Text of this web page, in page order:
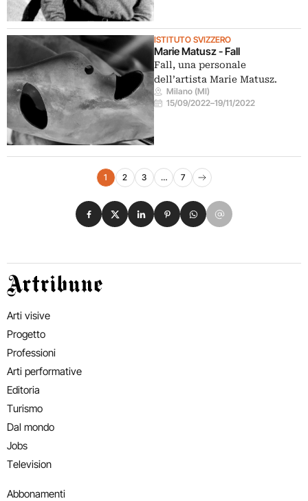
ISTITUTO SVIZZERO
Marie Matusz - Fall
Fall, una personale
dell’artista Marie Matusz.
Milano (MI)
15/09/2022–19/11/2022
Navigazione eventi
1 2 3 … 7
Pagina successiva
Condividi su Facebook
Condividi su X
Condividi su LinkedIn
Condividi su Pinterest
Condividi su WhatsApp
Condividi su Email
Artribune
Arti visive
Progetto
Professioni
Arti performative
Editoria
Turismo
Dal mondo
Jobs
Television
Abbonamenti